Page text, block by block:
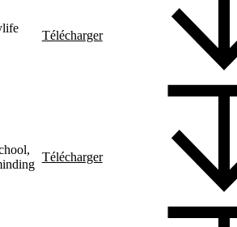
Télécharger
Télécharger